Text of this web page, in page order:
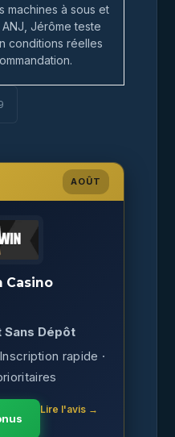
machines à sous et
Jérôme teste
conditions réelles
AOÛT
Casino
Sans Dépôt
rapide ·
Lire l'avis →